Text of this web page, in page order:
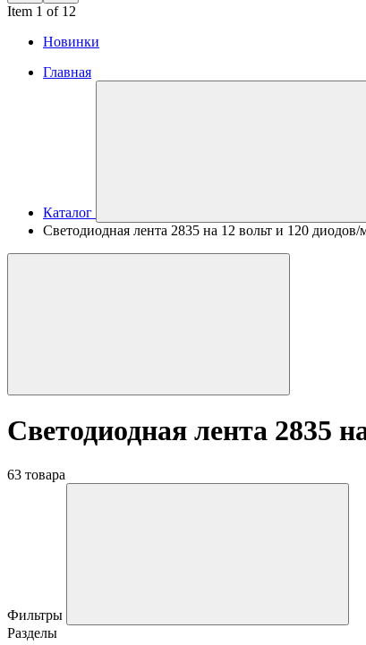
Item 1 of 12
Новинки
Главная
Каталог
Светодиодная лента 2835 на 12 вольт и 120 диодов/
Светодиодная лента 2835
63 товара
Фильтры
Разделы